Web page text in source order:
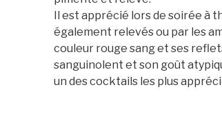
Il est apprécié lors de soirée à
également relevés ou par les
couleur rouge sang et ses
sanguinolent et son goût
un des cocktails les plus